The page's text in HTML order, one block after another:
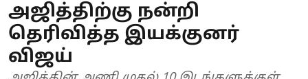
அஜித்திற்கு நன்றி
தெரிவித்த இயக்குனர்
விஜய்